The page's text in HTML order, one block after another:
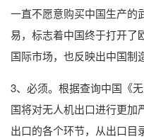
一直不愿意购买中国生产的
易，标志着中国终于打开了
国际市场，也反映出中国制
3、必须。根据查询中国《
国将对无人机出口进行更加
出口的各个环节，从出口目